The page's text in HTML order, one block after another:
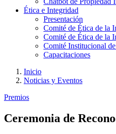
Ética e Integridad
Presentación
Comité de Ética de la
Comité de Ética de la
Comité Institucional
Capacitaciones
Inicio
Noticias y Eventos
Premios
Ceremonia de